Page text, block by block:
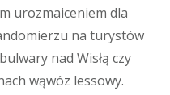
urozmaiceniem dla
na turystów
nad Wisłą czy
wąwóz lessowy.